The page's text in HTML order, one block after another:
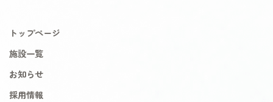
トップページ
施設一覧
お知らせ
採用情報